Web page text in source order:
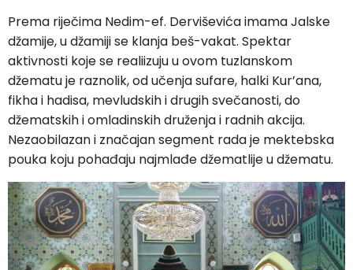
Prema riječima Nedim-ef. Derviševića imama Jalske
džamije, u džamiji se klanja beš-vakat. Spektar
aktivnosti koje se realiizuju u ovom tuzlanskom
džematu je raznolik, od učenja sufare, halki Kur’ana,
fikha i hadisa, mevludskih i drugih svečanosti, do
džematskih i omladinskih druženja i radnih akcija.
Nezaobilazan i značajan segment rada je mektebska
pouka koju pohađaju najmlađe džematlije u džematu.